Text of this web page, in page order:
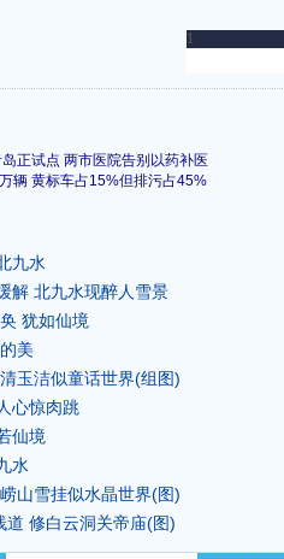
正试点 两市医院告别以药补医
辆 黄标车占15%但排污占45%
九水
解 北九水现醉人雪景
犹如仙境
美
玉洁似童话世界(组图)
心惊肉跳
仙境
水
山雪挂似水晶世界(图)
修白云洞关帝庙(图)